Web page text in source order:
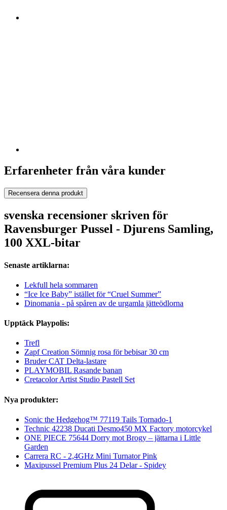
Erfarenheter från våra kunder
Recensera denna produkt
svenska recensioner skriven för
Ravensburger Pussel - Djurens Samling,
100 XXL-bitar
Senaste artiklarna:
Lekfull hela sommaren
“Ice Ice Baby” istället för “Cruel Summer”
Dinomania - på spåren av de urgamla jätteödlorna
Upptäck Playpolis:
Trefl
Zapf Creation Sömnig rosa för bebisar 30 cm
Bruder CAT Delta-lastare
PLAYMOBIL Rasande banan
Cretacolor Artist Studio Pastell Set
Nya produkter:
Sonic the Hedgehog™ 77119 Tails Tornado-1
Technic 42238 Ducati Desmo450 MX Factory motorcykel
ONE PIECE 75644 Dorry mot Brogy – jättarna i Little
Garden
Carrera RC - 2,4GHz Mini Turnator Pink
Maxipussel Premium Plus 24 Delar - Spidey